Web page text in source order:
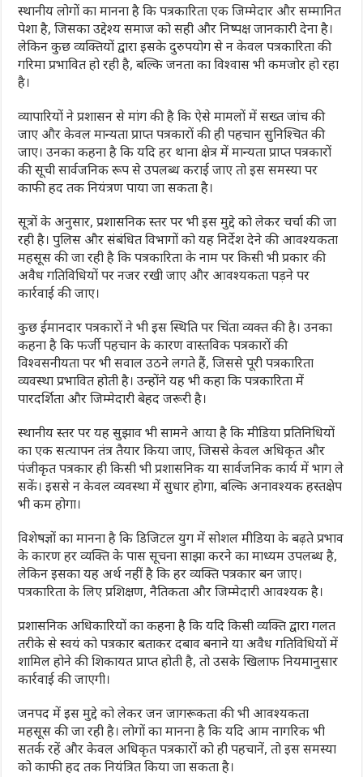
स्थानीय लोगों का मानना है कि पत्रकारिता एक जिम्मेदार और सम्मानित
पेशा है, जिसका उद्देश्य समाज को सही और निष्पक्ष जानकारी देना है।
लेकिन कुछ व्यक्तियों द्वारा इसके दुरुपयोग से न केवल पत्रकारिता की
गरिमा प्रभावित हो रही है, बल्कि जनता का विश्वास भी कमजोर हो रहा
है।
व्यापारियों ने प्रशासन से मांग की है कि ऐसे मामलों में सख्त जांच की
जाए और केवल मान्यता प्राप्त पत्रकारों की ही पहचान सुनिश्चित की
जाए। उनका कहना है कि यदि हर थाना क्षेत्र में मान्यता प्राप्त पत्रकारों
की सूची सार्वजनिक रूप से उपलब्ध कराई जाए तो इस समस्या पर
काफी हद तक नियंत्रण पाया जा सकता है।
सूत्रों के अनुसार, प्रशासनिक स्तर पर भी इस मुद्दे को लेकर चर्चा की जा
रही है। पुलिस और संबंधित विभागों को यह निर्देश देने की आवश्यकता
महसूस की जा रही है कि पत्रकारिता के नाम पर किसी भी प्रकार की
अवैध गतिविधियों पर नजर रखी जाए और आवश्यकता पड़ने पर
कार्रवाई की जाए।
कुछ ईमानदार पत्रकारों ने भी इस स्थिति पर चिंता व्यक्त की है। उनका
कहना है कि फर्जी पहचान के कारण वास्तविक पत्रकारों की
विश्वसनीयता पर भी सवाल उठने लगते हैं, जिससे पूरी पत्रकारिता
व्यवस्था प्रभावित होती है। उन्होंने यह भी कहा कि पत्रकारिता में
पारदर्शिता और जिम्मेदारी बेहद जरूरी है।
स्थानीय स्तर पर यह सुझाव भी सामने आया है कि मीडिया प्रतिनिधियों
का एक सत्यापन तंत्र तैयार किया जाए, जिससे केवल अधिकृत और
पंजीकृत पत्रकार ही किसी भी प्रशासनिक या सार्वजनिक कार्य में भाग ले
सकें। इससे न केवल व्यवस्था में सुधार होगा, बल्कि अनावश्यक हस्तक्षेप
भी कम होगा।
विशेषज्ञों का मानना है कि डिजिटल युग में सोशल मीडिया के बढ़ते प्रभाव
के कारण हर व्यक्ति के पास सूचना साझा करने का माध्यम उपलब्ध है,
लेकिन इसका यह अर्थ नहीं है कि हर व्यक्ति पत्रकार बन जाए।
पत्रकारिता के लिए प्रशिक्षण, नैतिकता और जिम्मेदारी आवश्यक है।
प्रशासनिक अधिकारियों का कहना है कि यदि किसी व्यक्ति द्वारा गलत
तरीके से स्वयं को पत्रकार बताकर दबाव बनाने या अवैध गतिविधियों में
शामिल होने की शिकायत प्राप्त होती है, तो उसके खिलाफ नियमानुसार
कार्रवाई की जाएगी।
जनपद में इस मुद्दे को लेकर जन जागरूकता की भी आवश्यकता
महसूस की जा रही है। लोगों का मानना है कि यदि आम नागरिक भी
सतर्क रहें और केवल अधिकृत पत्रकारों को ही पहचानें, तो इस समस्या
को काफी हद तक नियंत्रित किया जा सकता है।